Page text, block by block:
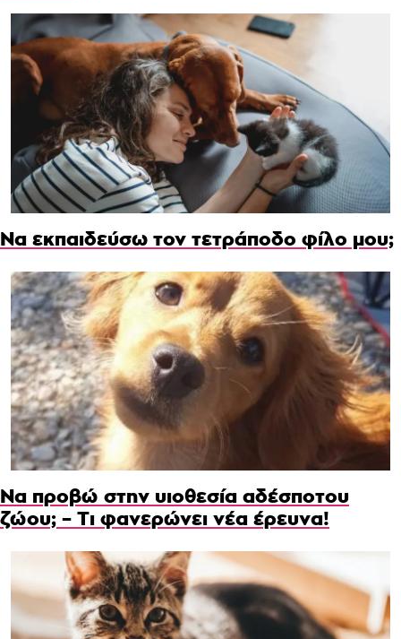
Να εκπαιδεύσω τον τετράποδο φίλο μου;
Να προβώ στην υιοθεσία αδέσποτου
ζώου; – Τι φανερώνει νέα έρευνα!